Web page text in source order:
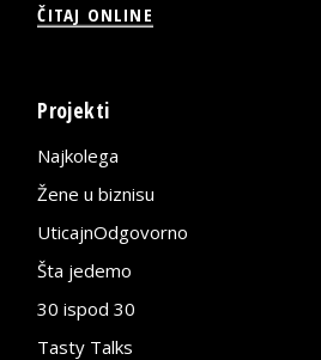
ČITAJ ONLINE
Projekti
Najkolega
Žene u biznisu
UticajnOdgovorno
Šta jedemo
30 ispod 30
Tasty Talks